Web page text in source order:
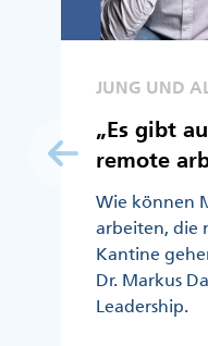
JUNG UND
„Es gibt
remote
Wie können
arbeiten, die
Kantine
Dr. Markus
Leadership.